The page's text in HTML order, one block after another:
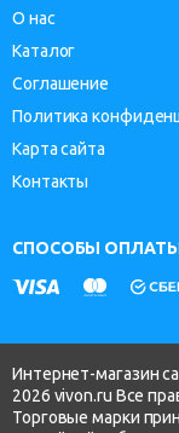
О нас
Каталог
Соглашение
Политика
Карта сайта
Контакты
СПОСОБЫ
Интернет-магазин
2026 vivon.ru Все
Торговые марки